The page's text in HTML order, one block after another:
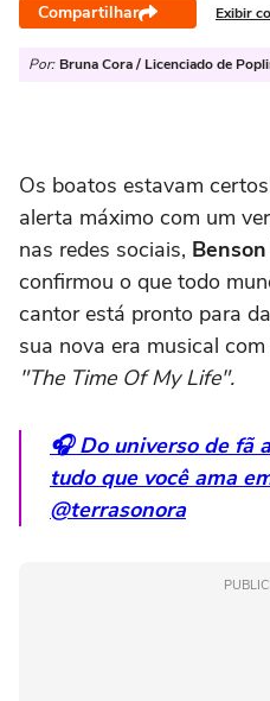
Compartilhar Exibir
Por: Bruna Cora / Licenciado de
Os boatos estavam
alerta máximo com um
nas redes sociais,
confirmou o que todo
cantor está pronto para
sua nova era musical
"The Time Of My Life".
🎧 Do universo de fã
tudo que você ama
@terrasonora